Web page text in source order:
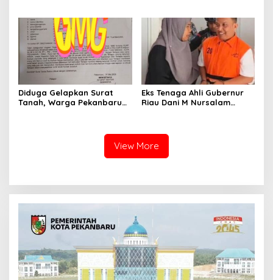
Teluk Mata Ikan
Diduga Gelapkan Surat
Tanah, Warga Pekanbaru
Eks Tenaga Ahli Gubernur
Riau Dani M Nursalam
Ikhlas!”.
View More